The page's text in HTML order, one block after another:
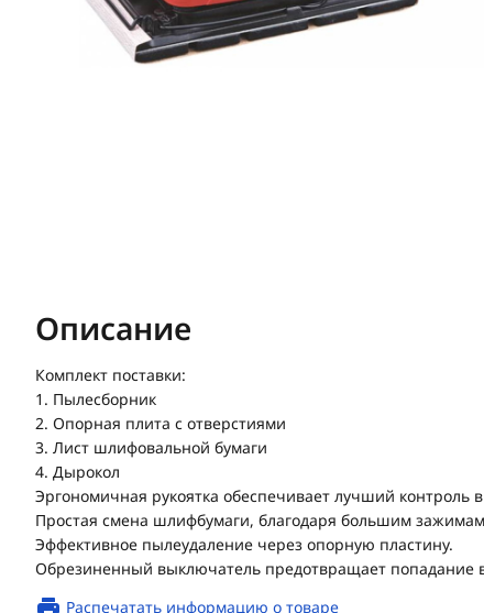
Описание
Комплект поставки:
1. Пылесборник
2. Опорная плита с отверстиями
3. Лист шлифовальной бумаги
4. Дырокол
Эргономичная рукоятка обеспечивает лучший контроль
Простая смена шлифбумаги, благодаря большим
Эффективное пылеудаление через опорную пластину.
Обрезиненный выключатель предотвращает попадание
Распечатать информацию о товаре